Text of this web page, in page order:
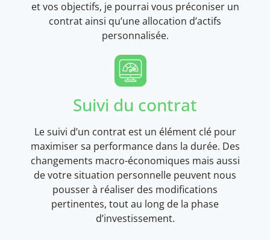
et vos objectifs, je pourrai vous préconiser un
contrat ainsi qu’une allocation d’actifs
personnalisée.
Suivi du contrat
Le suivi d’un contrat est un élément clé pour
maximiser sa performance dans la durée. Des
changements macro-économiques mais aussi
de votre situation personnelle peuvent nous
pousser à réaliser des modifications
pertinentes, tout au long de la phase
d’investissement.